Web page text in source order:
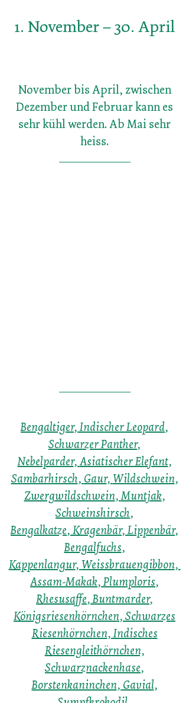
1. November – 30. April
November bis April, zwischen
Dezember und Februar kann es
sehr kühl werden. Ab Mai sehr
heiss.
Bengaltiger,Indischer Leopard,
Schwarzer Panther,
Nebelparder,Asiatischer Elefant,
Sambarhirsch, Gaur,Wildschwein,
Zwergwildschwein,Muntjak,
Schweinshirsch,
Bengalkatze,Kragenbär,Lippenbär,
Bengalfuchs,
Kappenlangur,Weissbrauengibbon,
Assam-Makak,Plumploris,
Rhesusaffe,Buntmarder,
Königsriesenhörnchen,Schwarzes
Riesenhörnchen, Indisches
Riesengleithörnchen,
Schwarznackenhase,
Borstenkaninchen, Gavial,